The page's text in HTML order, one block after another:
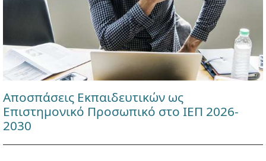
Αποσπάσεις Εκπαιδευτικών ως
Επιστημονικό Προσωπικό στο ΙΕΠ 2026-
2030